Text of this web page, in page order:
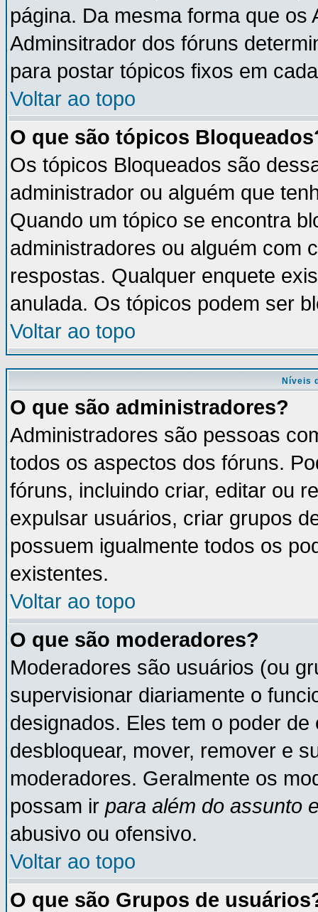
página. Da mesma forma que os
Adminsitrador dos fóruns
para postar tópicos fixos em
Voltar ao topo
O que são tópicos
Os tópicos Bloqueados são
administrador ou alguém que
Quando um tópico se encontra
administradores ou alguém com
respostas. Qualquer enquete
anulada. Os tópicos podem ser
Voltar ao topo
Níveis
O que são administradores?
Administradores são pessoas
todos os aspectos dos fóruns.
fóruns, incluindo criar, editar ou
expulsar usuários, criar grupos
possuem igualmente todos os
existentes.
Voltar ao topo
O que são moderadores?
Moderadores são usuários (ou
supervisionar diariamente o
designados. Eles tem o poder
desbloquear, mover, remover e
moderadores. Geralmente os
possam ir para além do assunto
abusivo ou ofensivo.
Voltar ao topo
O que são Grupos de